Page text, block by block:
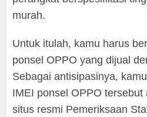
murah.
Untuk itulah, kamu harus
ponsel OPPO yang dijual
Sebagai antisipasinya,
IMEI ponsel OPPO
situs resmi Pemeriksaan